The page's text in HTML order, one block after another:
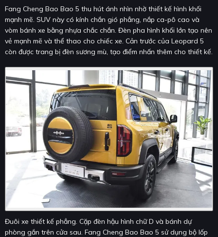
Fang Cheng Bao Bao 5 thu hút ánh nhìn nhờ thiết kế hình khối
mạnh mẽ. SUV này có kính chắn gió phẳng, nắp ca-pô cao và
vòm bánh xe bằng nhựa chắc chắn. Đèn pha hình khối lớn tạo nên
vẻ mạnh mẽ và thể thao cho chiếc xe. Cản trước của Leopard 5
còn được trang bị đèn sương mù, tạo điểm nhấn thêm cho thiết kế.
Đuôi xe thiết kế phẳng. Cặp đèn hậu hình chữ D và bánh dự
phòng gắn trên cửa sau. Fang Cheng Bao Bao 5 sử dụng bộ lốp